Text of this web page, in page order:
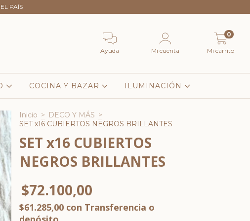
PAÍS
Ayuda Mi cuenta Mi carrito
0
COCINA Y BAZAR ILUMINACIÓN
Inicio > DECO Y MÁS >
SET x16 CUBIERTOS NEGROS BRILLANTES
SET x16 CUBIERTOS
NEGROS BRILLANTES
$72.100,00
$61.285,00 con Transferencia o